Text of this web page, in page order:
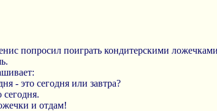
попросил поиграть кондитерскими
- это сегодня или завтра?
сегодня.
и отдам!